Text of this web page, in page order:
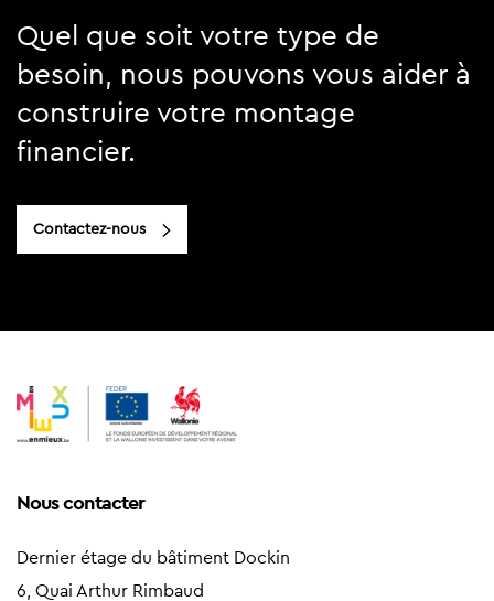
Quel que soit votre type de
besoin, nous pouvons vous aider à
construire votre montage
financier.
Contactez-nous
Nous contacter
Dernier étage du bâtiment Dockin
6, Quai Arthur Rimbaud